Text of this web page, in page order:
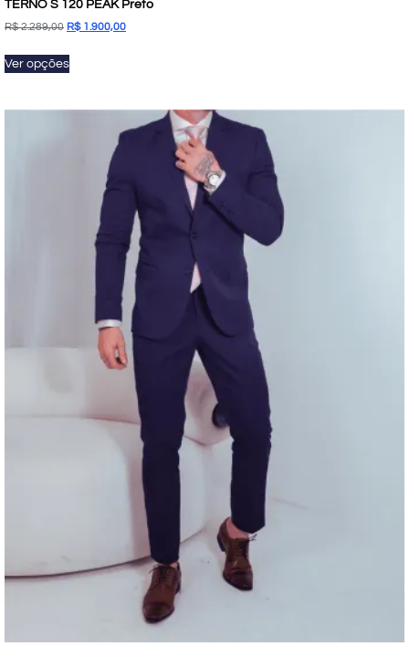
TERNO S 120 PEAK Preto
R$2.289,00 R$1.900,00
Ver opções